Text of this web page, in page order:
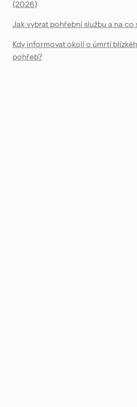
(2026)
Jak vybrat pohřební službu a na co
Kdy informovat okolí o úmrtí
pohřeb?